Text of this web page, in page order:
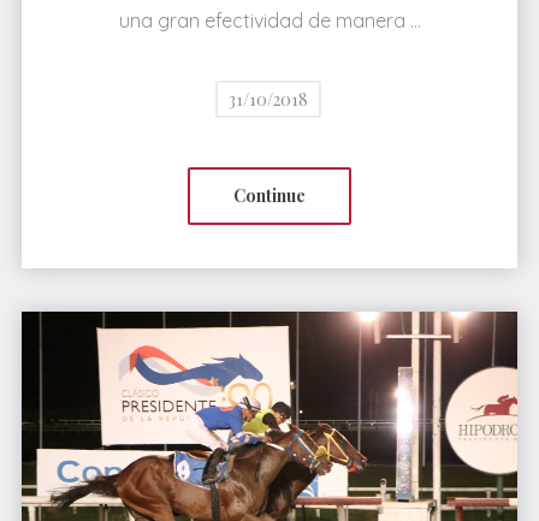
una gran efectividad de manera …
31/10/2018
Continue